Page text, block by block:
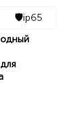
🛡️ip65